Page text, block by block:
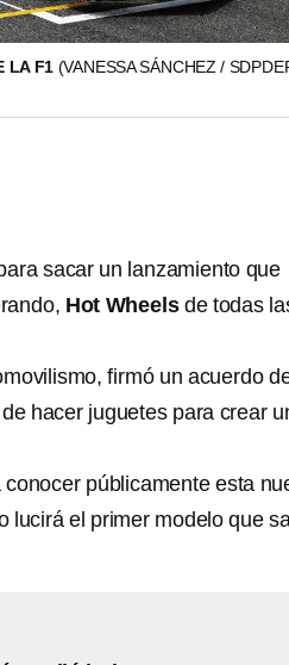
LA F1 (VANESSA SÁNCHEZ /
sacar un lanzamiento que
Hot Wheelsde todas
firmó un acuerdo
hacer juguetes para crear
públicamente esta
lucirá el primer modelo que